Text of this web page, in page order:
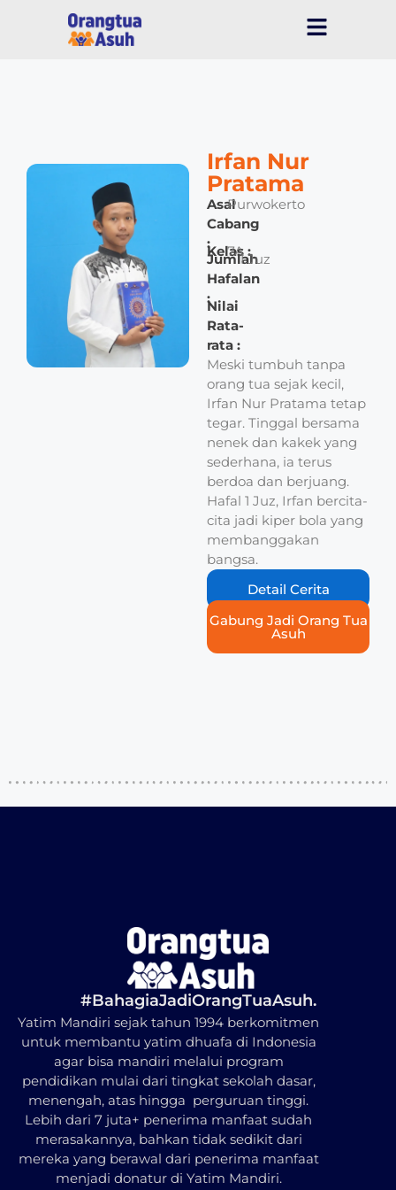
Irfan Nur
Pratama
Asal
Cabang
:
Purwokerto
Kelas :
7A
Jumlah
Hafalan
:
1 Juz
Nilai
Rata-
rata :
–
Meski tumbuh tanpa
orang tua sejak kecil,
Irfan Nur Pratama tetap
tegar. Tinggal bersama
nenek dan kakek yang
sederhana, ia terus
berdoa dan berjuang.
Hafal 1 Juz, Irfan bercita-
cita jadi kiper bola yang
membanggakan
bangsa.
Detail Cerita
Gabung Jadi Orang Tua
Asuh
#BahagiaJadiOrangTuaAsuh.
Yatim Mandiri sejak tahun 1994 berkomitmen
untuk membantu yatim dhuafa di Indonesia
agar bisa mandiri melalui program
pendidikan mulai dari tingkat sekolah dasar,
menengah, atas hingga perguruan tinggi.
Lebih dari 7 juta+ penerima manfaat sudah
merasakannya, bahkan tidak sedikit dari
mereka yang berawal dari penerima manfaat
menjadi donatur di Yatim Mandiri.